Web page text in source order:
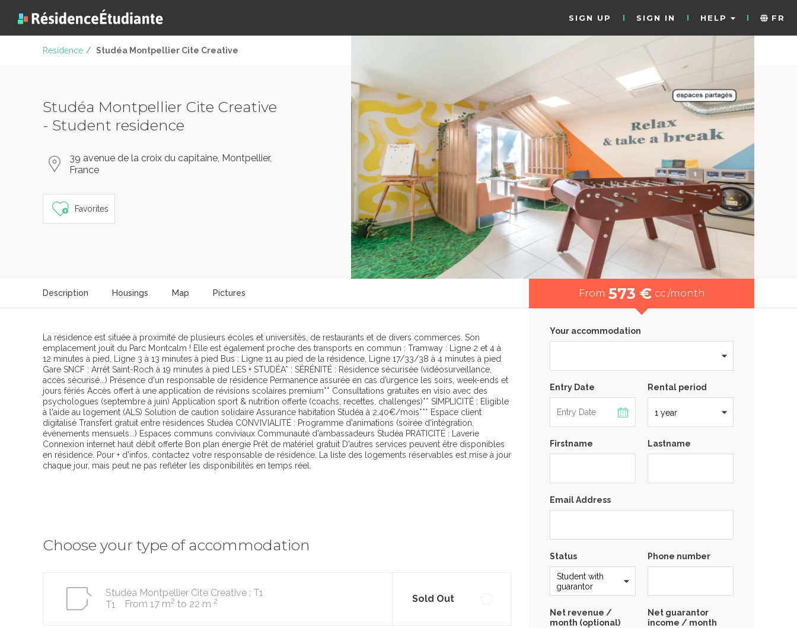
SIGN UP SIGN IN HELP FR
Residence / Studéa Montpellier Cite Creative
Studéa Montpellier Cite Creative
- Student residence
39 avenue de la croix du capitaine, Montpellier,
France
Favorites
7
Description Housings Map Pictures
La résidence est située à proximité de plusieurs écoles et universités, de restaurants et de divers commerces. Son
emplacement jouit du Parc Montcalm ! Elle est également proche des transports en commun : Tramway : Ligne 2 et 4 à
12 minutes à pied, Ligne 3 à 13 minutes à pied Bus : Ligne 11 au pied de la résidence, Ligne 17/33/38 à 4 minutes à pied
Gare SNCF : Arrêt Saint-Roch à 19 minutes à pied LES + STUDÉA* : SÉRÉNITÉ : Résidence sécurisée (vidéosurveillance,
accès sécurisé...) Présence d'un responsable de résidence Permanence assurée en cas d’urgence les soirs, week-ends et
jours fériés Accès offert à une application de révisions scolaires premium** Consultations gratuites en visio avec des
psychologues (septembre à juin) Application sport & nutrition offerte (coachs, recettes, challenges)** SIMPLICITÉ : Eligible
à l'aide au logement (ALS) Solution de caution solidaire Assurance habitation Studéa à 2,40€/mois*** Espace client
digitalisé Transfert gratuit entre résidences Studéa CONVIVIALITÉ : Programme d'animations (soirée d'intégration,
événements mensuels...) Espaces communs conviviaux Communauté d'ambassadeurs Studéa PRATICITÉ : Laverie
Connexion internet haut débit offerte Bon plan énergie Prêt de matériel gratuit D'autres services peuvent être disponibles
en résidence. Pour + d'infos, contactez votre responsable de résidence. La liste des logements réservables est mise à jour
chaque jour, mais peut ne pas refléter les disponibilités en temps réel.
Choose your type of accommodation
Studéa Montpellier Cite Creative : T1
T1
From 17 m2 to 22 m 2 Sold Out
From 573 € cc /month
Your accommodation
Entry Date Rental period
Firstname Lastname
Email Address
Status Phone number
Net revenue /
month (optional)
Net guarantor
income / month